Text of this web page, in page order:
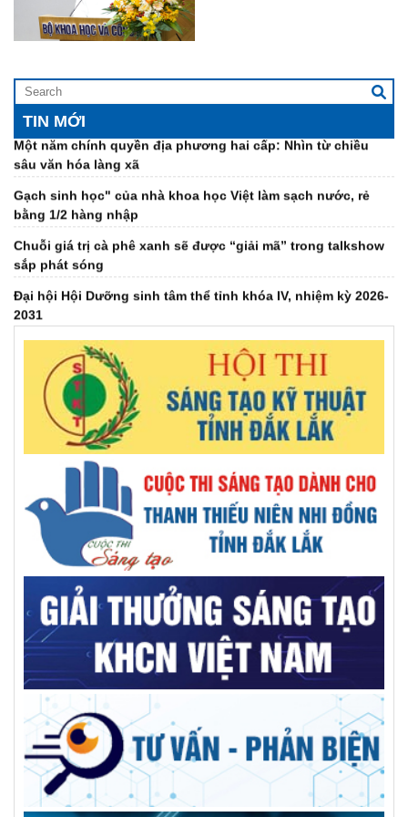
TIN MỚI
NGŨ TRÍ THỨC
Khơi dậy sức mạnh đội ngũ trí thức thực hiện Nghị quyết 57
Một năm chính quyền địa phương hai cấp: Nhìn từ chiều
sâu văn hóa làng xã
Gạch sinh học" của nhà khoa học Việt làm sạch nước, rẻ
bằng 1/2 hàng nhập
Chuỗi giá trị cà phê xanh sẽ được “giải mã” trong talkshow
sắp phát sóng
Đại hội Hội Dưỡng sinh tâm thể tỉnh khóa IV, nhiệm kỳ 2026-
2031
Đại hội đại biểu Hội Khuyến học tỉnh Đắk Lắk lần thứ I,
nhiệm kỳ 2026 - 2031
Giải mã ‘bài toán khó’ EUDR bằng bản đồ số cà phê Đắk Lắk
Việt Nam đứng thứ 2 Đông Nam Á, thứ 7 thế giới về chuyển
đổi địa chỉ Internet thế hệ mới
Báo chí thời đại số - khi công nghệ song hành cùng tư duy
đổi mới
GS.VS.TSKH Trần Đình Long: Khoa học chỉ thật sự có giá trị
khi đến được với người dân
AILPA – Robot AI hỗ trợ người cao tuổi sống neo đơn
Kiện toàn nhân sự Trung tâm Tư vấn và dịch vụ KHCN tỉnh
Trường Đại học Xây dựng Miền Trung: Kỷ niệm 50 năm ngày
thành lập
Giải pháp tối ưu cho bệnh nhân sỏi đường mật phức tạp
GS.TS Hà Học Trạc, người nâng tầm vị thế trí thức, thủ lĩnh
đức, tài VUSTA
Góp ý Đề án điều chỉnh quy hoạch tỉnh Đắk Lắk thời kỳ
2021-2030, tầm nhìn đến năm 2050
Người dùng băn khoăn xăng E10 tách lớp, chuyên gia hóa
học nói gì?